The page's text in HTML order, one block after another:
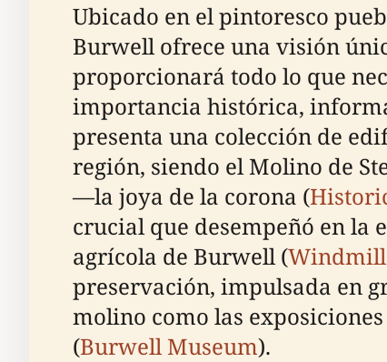
Ubicado en el pintoresco
Burwell ofrece una visión
proporcionará todo lo que
importancia histórica,
presenta una colección de
región, siendo el Molino de
—la joya de la corona (
crucial que desempeñó en la
agrícola de Burwell (
preservación, impulsada en
molino como las
(Burwell Museum).